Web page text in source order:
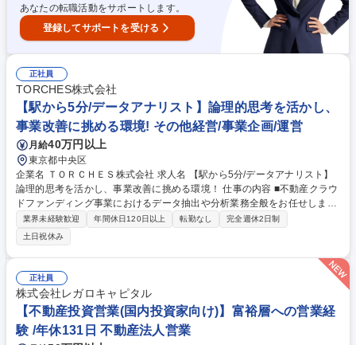
あなたの転職活動をサポートします。
登録してサポートを受ける
正社員
TORCHES株式会社
【駅から5分/データアナリスト】論理的思考を活かし、
事業改善に挑める環境! その他経営/事業企画/運営
月給40万円以上
東京都中央区
企業名 ＴＯＲＣＨＥＳ株式会社 求人名 【駅から5分/データアナリスト】
論理的思考を活かし、事業改善に挑める環境！ 仕事の内容 ■不動産クラウ
ドファンディング事業におけるデータ抽出や分析業務全般をお任せしま
す。ロジック構築やデータ検証を行い、事業成長に向けた仮説検証を推
進。分析結果を基にした業務改善提案まで幅広く担当します ■大量のデー
タから条件に合う候補の抽出 ■A・B・Cなど複数の条件を組み合わせたロ
ジック化 ■データの整合性・正確性の検証とクレンジング ■仮説を立て、
検証を繰り返し分析精度を改善 ■データをもとにした事業部への業務改善
提案 ■上記に付随するデータ整備およびドキュメント作成 募集職種 【駅
から5分/データアナリスト】論理的思考を活かし、事業改善に挑める環
境！
業界未経験歓迎 年間休日120日以上 転勤なし
完全週休2日制
土日祝休み
正社員
株式会社レガロキャピタル
【不動産投資営業(国内投資家向け)】富裕層への営業経
験 /年休131日 不動産法人営業